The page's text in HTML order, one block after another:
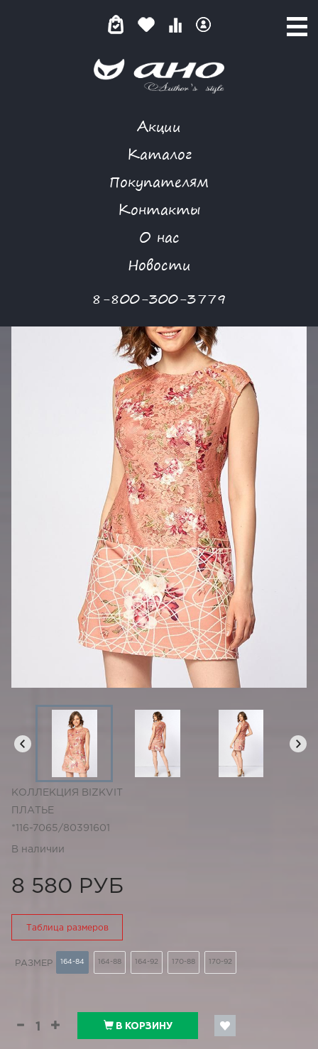
Акции
Каталог
Покупателям
Контакты
О нас
Новости
8-800-300-3779
БУКЕТ ОРХИДЕЙ
КОЛЛЕКЦИЯ BIZKVIT
ПЛАТЬЕ
*116-7065/80391601
В наличии
8 580 РУБ
Таблица размеров
РАЗМЕР 164-84 164-88 164-92 170-88 170-92
В КОРЗИНУ